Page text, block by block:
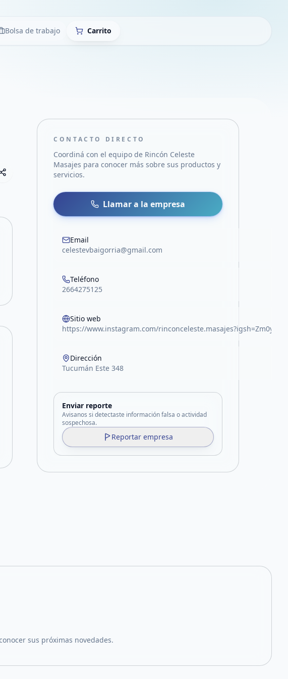
Bolsa de trabajo Carrito
Compartir empresa
Compartir por WhatsApp
Compartir por mail
Compartir en Facebook
CONTACTO DIRECTO
Coordiná con el equipo de Rincón Celeste
Masajes para conocer más sobre sus productos y
servicios.
Llamar a la empresa
Email
celestevbaigorria@gmail.com
Teléfono
2664275125
Sitio web
https://www.instagram.com/
Dirección
Tucumán Este 348
Enviar reporte
Avisanos si detectaste información falsa o actividad
sospechosa.
Reportar empresa
sus próximas novedades.